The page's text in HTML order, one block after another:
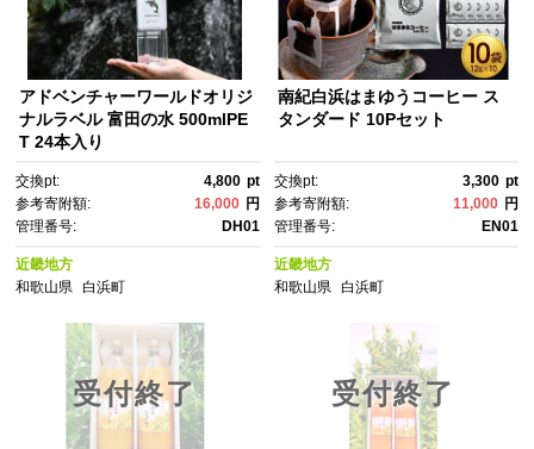
アドベンチャーワールドオリジ
ナルラベル 富田の水 500mlPE
T 24本入り
交換pt: 4,800 pt
参考寄附額:
16,000 円
管理番号:
DH01
近畿地方
和歌山県
白浜町
南紀白浜はまゆうコーヒー ス
タンダード 10Pセット
交換pt: 3,300 pt
参考寄附額:
11,000 円
管理番号:
EN01
近畿地方
和歌山県 白浜町
受付終了 受付終了